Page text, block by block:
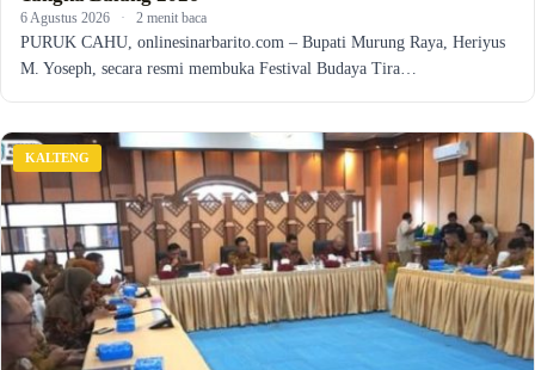
6 Agustus 2026 · 2 menit baca
PURUK CAHU, onlinesinarbarito.com – Bupati Murung Raya, Heriyus
M. Yoseph, secara resmi membuka Festival Budaya Tira…
KALTENG